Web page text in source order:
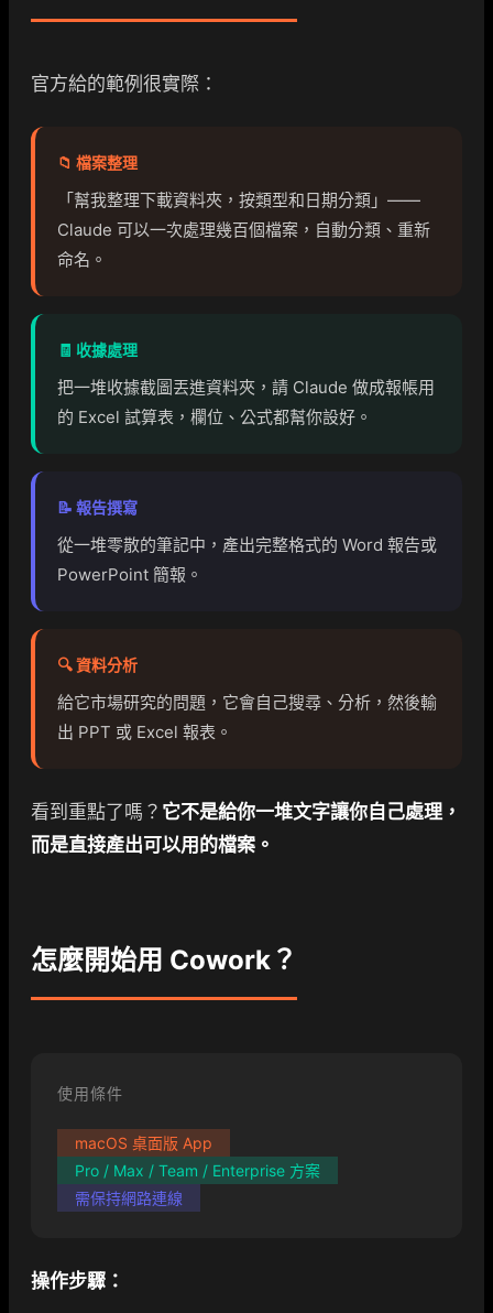
官方給的範例很實際：
📁 檔案整理
「幫我整理下載資料夾，按類型和日期分類」——
Claude 可以一次處理幾百個檔案，自動分類、重新
命名。
🧾 收據處理
把一堆收據截圖丟進資料夾，請 Claude 做成報帳用
的 Excel 試算表，欄位、公式都幫你設好。
📝 報告撰寫
從一堆零散的筆記中，產出完整格式的 Word 報告或
PowerPoint 簡報。
🔍 資料分析
給它市場研究的問題，它會自己搜尋、分析，然後輸
出 PPT 或 Excel 報表。
看到重點了嗎？ 它不是給你一堆文字讓你自己處理，
而是直接產出可以用的檔案。
怎麼開始用 Cowork？
使用條件
macOS 桌面版 App
Pro / Max / Team / Enterprise 方案
需保持網路連線
操作步驟：